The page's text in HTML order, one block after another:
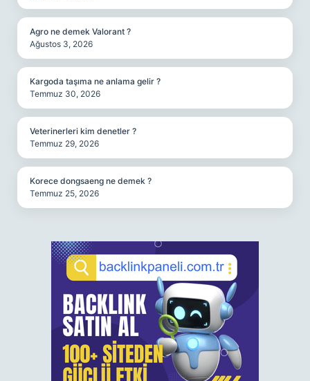
Agro ne demek Valorant ?
Ağustos 3, 2026
Kargoda taşıma ne anlama gelir ?
Temmuz 30, 2026
Veterinerleri kim denetler ?
Temmuz 29, 2026
Korece dongsaeng ne demek ?
Temmuz 25, 2026